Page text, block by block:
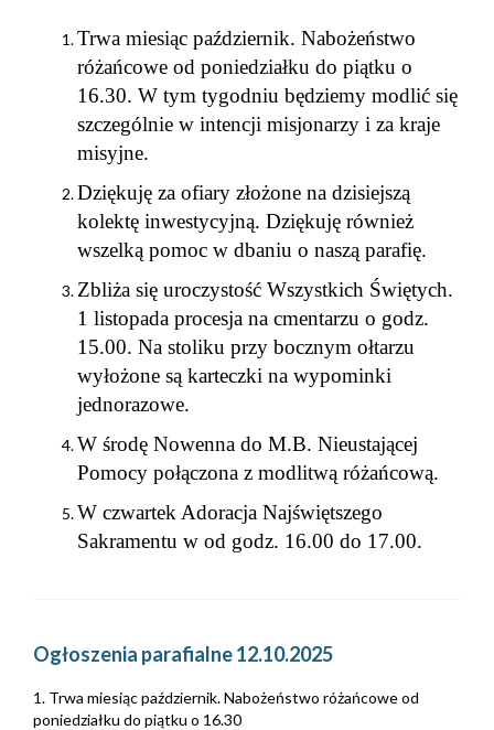
Trwa miesiąc październik. Nabożeństwo
różańcowe od poniedziałku do piątku o
16.30. W tym tygodniu będziemy modlić się
szczególnie w intencji misjonarzy i za kraje
misyjne.
Dziękuję za ofiary złożone na dzisiejszą
kolektę inwestycyjną. Dziękuję również
wszelką pomoc w dbaniu o naszą parafię.
Zbliża się uroczystość Wszystkich Świętych.
1 listopada procesja na cmentarzu o godz.
15.00. Na stoliku przy bocznym ołtarzu
wyłożone są karteczki na wypominki
jednorazowe.
W środę Nowenna do M.B. Nieustającej
Pomocy połączona z modlitwą różańcową.
W czwartek Adoracja Najświętszego
Sakramentu w od godz. 16.00 do 17.00.
Ogłoszenia parafialne 12.10.2025
1. Trwa miesiąc październik. Nabożeństwo różańcowe od
poniedziałku do piątku o 16.30